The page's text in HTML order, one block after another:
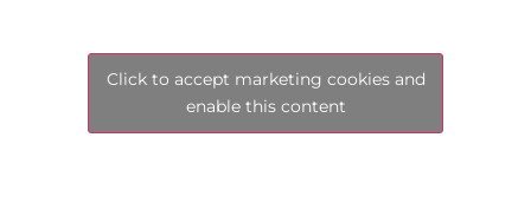
Click to accept marketing cookies and
enable this content